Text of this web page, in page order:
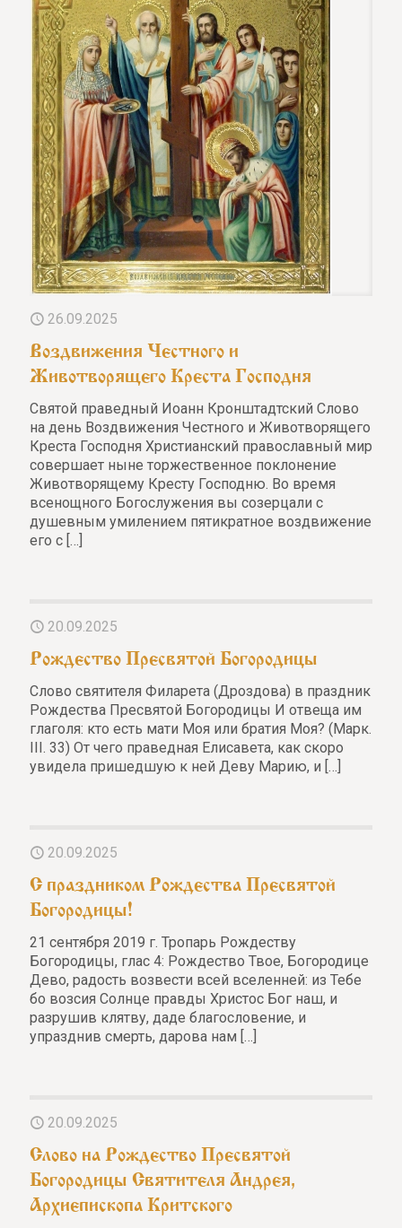
26.09.2025
Воздвижения Честного и
Животворящего Креста Господня
Святой праведный Иоанн Кронштадтский Слово
на день Воздвижения Честного и Животворящего
Креста Господня Христианский православный мир
совершает ныне торжественное поклонение
Животворящему Кресту Господню. Во время
всенощного Богослужения вы созерцали с
душевным умилением пятикратное воздвижение
его с […]
20.09.2025
Рождество Пресвятой Богородицы
Слово святителя Филарета (Дроздова) в праздник
Рождества Пресвятой Богородицы И отвеща им
глаголя: кто есть мати Моя или братия Моя? (Марк.
III. 33) От чего праведная Елисавета, как скоро
увидела пришедшую к ней Деву Марию, и […]
20.09.2025
С праздником Рождества Пресвятой
Богородицы!
21 сентября 2019 г. Тропарь Рождеству
Богородицы, глас 4: Рождество Твое, Богородице
Дево, радость возвести всей вселенней: из Тебе
бо возсия Солнце правды Христос Бог наш, и
разрушив клятву, даде благословение, и
упразднив смерть, дарова нам […]
20.09.2025
Слово на Рождество Пресвятой
Богородицы Святителя Андрея,
Архиепископа Критского